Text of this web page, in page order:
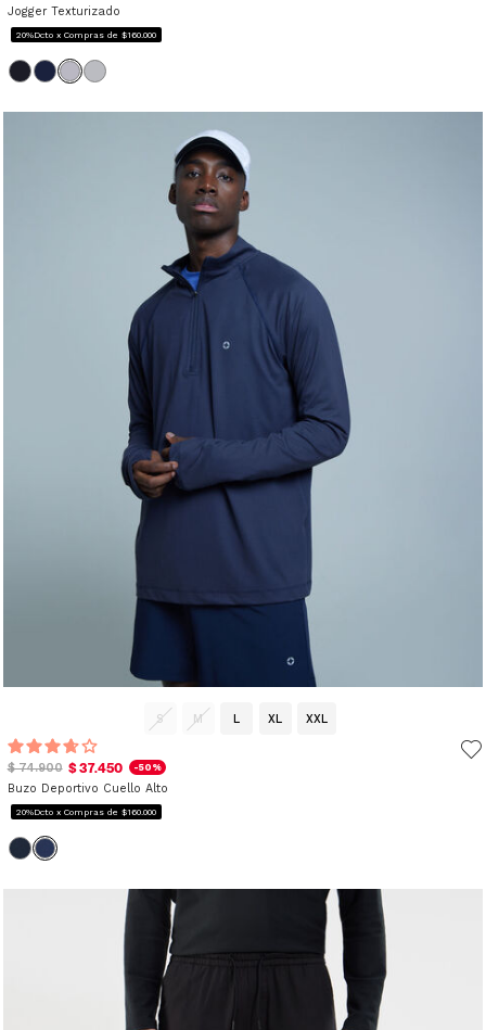
Jogger Texturizado
20%Dcto x Compras de $160.000
S M L XL XXL
$ 74.900 $ 37.450 -50%
Buzo Deportivo Cuello Alto
20%Dcto x Compras de $160.000